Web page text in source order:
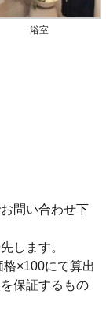
浴室
問い合わせ下
します。
×100にて算出
保証するもの